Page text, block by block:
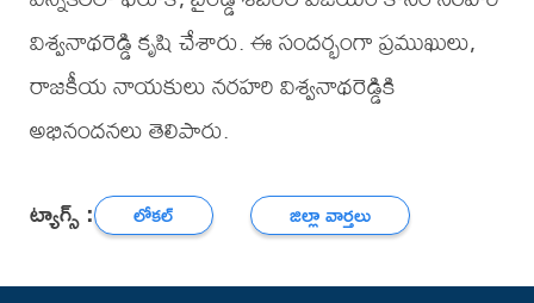
విశ్వనాథరెడ్డి కృషి చేశారు. ఈ సందర్భంగా ప్రముఖులు,
రాజకీయ నాయకులు నరహరి విశ్వనాథరెడ్డికి
అభినందనలు తెలిపారు.
ట్యాగ్స్ : లోకల్ జిల్లా వార్తలు